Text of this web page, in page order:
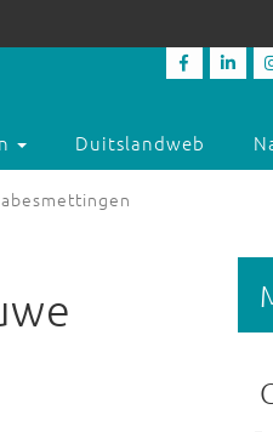
Duitslandweb